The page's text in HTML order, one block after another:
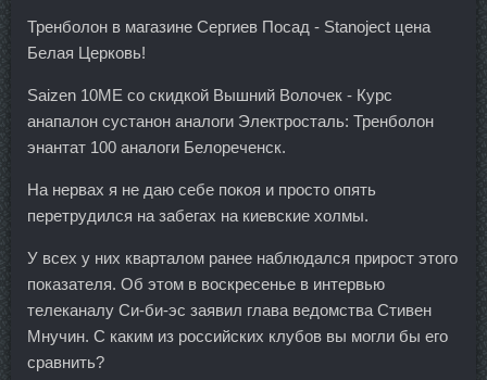
Тренболон в магазине Сергиев Посад - Stanoject цена
Белая Церковь!
Saizen 10ME со скидкой Вышний Волочек - Курс
анапалон сустанон аналоги Электросталь: Тренболон
энантат 100 аналоги Белореченск.
На нервах я не даю себе покоя и просто опять
перетрудился на забегах на киевские холмы.
У всех у них кварталом ранее наблюдался прирост этого
показателя. Об этом в воскресенье в интервью
телеканалу Си-би-эс заявил глава ведомства Стивен
Мнучин. С каким из российских клубов вы могли бы его
сравнить?